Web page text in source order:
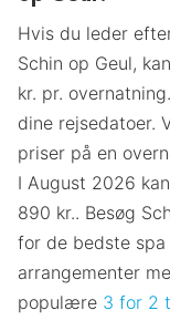
Hvis du leder
Schin op Geul,
kr. pr.
dine rejsedatoer.
priser på en
I August 2026
890 kr.. Besøg
for de bedste
arrangementer
populære 3 for 2